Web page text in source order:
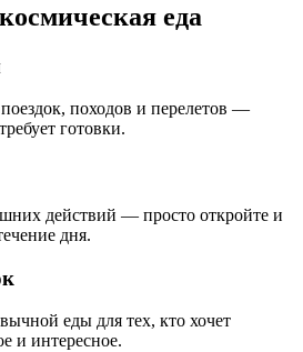
еда
походов и перелетов —
готовки.
действий — просто откройте и
дня.
еды для тех, кто хочет
и интересное.